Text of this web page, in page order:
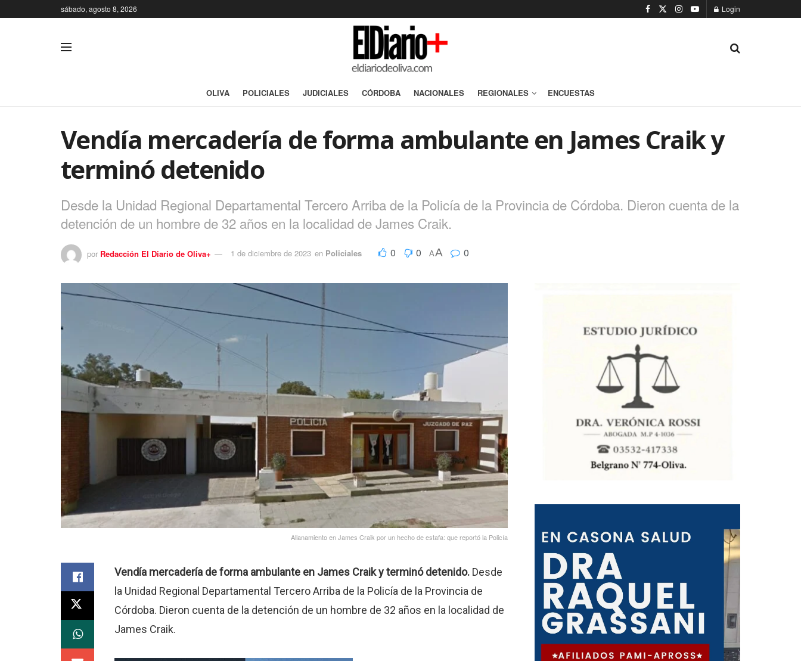
sábado, agosto 8, 2026 Login
OLIVA POLICIALES JUDICIALES CÓRDOBA NACIONALES REGIONALES ENCUESTAS
Vendía mercadería de forma ambulante en James Craik y
terminó detenido
Desde la Unidad Regional Departamental Tercero Arriba de la Policía de la Provincia de Córdoba. Dieron cuenta de la
detención de un hombre de 32 años en la localidad de James Craik.
por Redacción El Diario de Oliva+ 1 de diciembre de 2023 en Policiales 0 0 AA 0
Allanamiento en James Craik por un hecho de estafa: que reportó la Policía
Vendía mercadería de forma ambulante en James Craik y terminó detenido. Desde
la Unidad Regional Departamental Tercero Arriba de la Policía de la Provincia de
Córdoba. Dieron cuenta de la detención de un hombre de 32 años en la localidad de
James Craik.